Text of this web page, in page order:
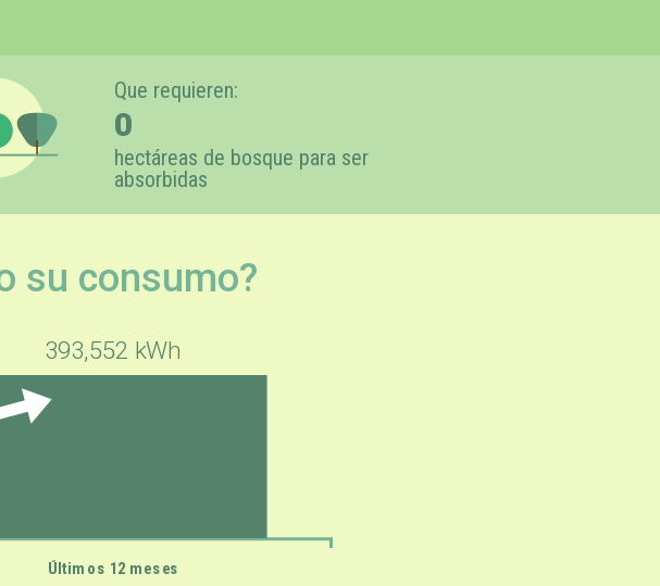
Que requieren:
0
hectáreas de bosque para ser
absorbidas
su consumo?
Últimos 12 meses
393,552 kWh